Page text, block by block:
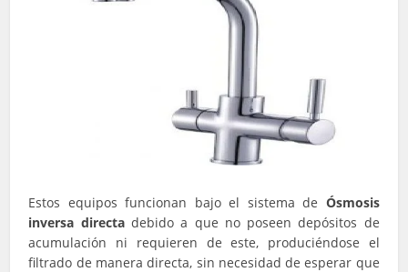
Estos equipos funcionan bajo el sistema de Ósmosis
inversa directadebido a que no poseen depósitos de
acumulación ni requieren de este, produciéndose el
filtrado de manera directa, sin necesidad de esperar que